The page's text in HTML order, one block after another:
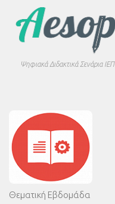
Ψηφιακά Διδακτικά Σενάρια ΙΕΠ
Θεματική Εβδομάδα